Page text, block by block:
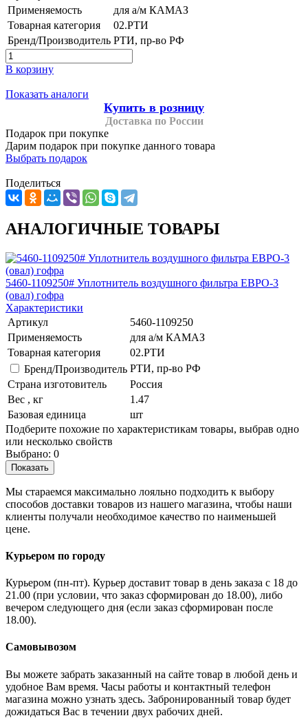
Применяемость
для а/м КАМАЗ
Товарная категория
02.РТИ
Бренд/Производитель РТИ, пр-во РФ
В корзину
Показать аналоги
Купить в розницу
Доставка по России
Подарок при покупке
Дарим подарок при покупке данного товара
Выбрать подарок
Поделиться
АНАЛОГИЧНЫЕ ТОВАРЫ
5460-1109250# Уплотнитель воздушного фильтра ЕВРО-3
(овал) гофра
Характеристики
Артикул
5460-1109250
Применяемость
для а/м КАМАЗ
Товарная категория
02.РТИ
Бренд/Производитель РТИ, пр-во РФ
Страна изготовитель
Россия
Вес , кг
1.47
Базовая единица
шт
Подберите похожие по характеристикам товары, выбрав одно
или несколько свойств
Выбрано: 0
Показать
Мы стараемся максимально лояльно подходить к выбору
способов доставки товаров из нашего магазина, чтобы наши
клиенты получали необходимое качество по наименьшей
цене.
Курьером по городу
Курьером (пн-пт). Курьер доставит товар в день заказа с 18 до
21.00 (при условии, что заказ сформирован до 18.00), либо
вечером следующего дня (если заказ сформирован после
18.00).
Самовывозом
Вы можете забрать заказанный на сайте товар в любой день и
удобное Вам время. Часы работы и контактный телефон
магазина можно узнать здесь. Забронированный товар будет
дожидаться Вас в течении двух рабочих дней.